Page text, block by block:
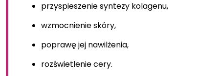
przyspieszenie syntezy kolagenu,
wzmocnienie skóry,
poprawę jej nawilżenia,
rozświetlenie cery.